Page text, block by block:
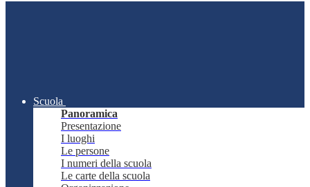
Scuola
Panoramica
Presentazione
I luoghi
Le persone
I numeri della scuola
Le carte della scuola